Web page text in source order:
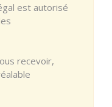
est autorisé
recevoir,